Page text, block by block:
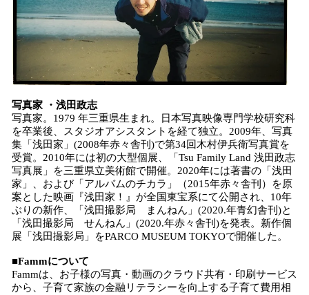
写真家 ・浅田政志
写真家。1979 年三重県生まれ。日本写真映像専門学校研究科
を卒業後、スタジオアシスタントを経て独立。2009年、写真
集「浅田家」(2008年赤々舎刊)で第34回木村伊兵衛写真賞を
受賞。2010年には初の大型個展、「Tsu Family Land 浅田政志
写真展」を三重県立美術館で開催。2020年には著書の「浅田
家」、および「アルバムのチカラ」（2015年赤々舎刊）を原
案とした映画『浅田家！』が全国東宝系にて公開され、10年
ぶりの新作、「浅田撮影局 まんねん」(2020.年青幻舎刊)と
「浅田撮影局 せんねん」(2020.年赤々舎刊)を発表。新作個
展「浅田撮影局」をPARCO MUSEUM TOKYOで開催した。
■Fammについて
Fammは、お子様の写真・動画のクラウド共有・印刷サービス
から、子育て家族の金融リテラシーを向上する子育て費用相